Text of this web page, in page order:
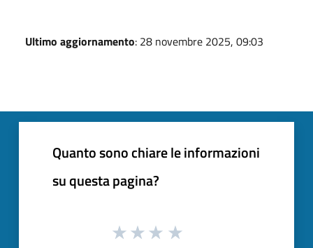
Ultimo aggiornamento: 28 novembre 2025, 09:03
Quanto sono chiare le informazioni
su questa pagina?